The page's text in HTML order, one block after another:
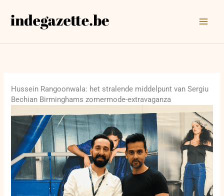
naar
Hussein Rangoonwala: het stralende middelpunt van Sergiu
Bechian Birminghams zomermode-extravaganza